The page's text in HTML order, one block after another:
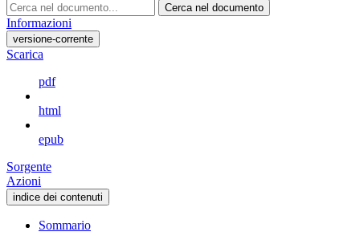
Cerca nel documento
Informazioni
versione-corrente
Scarica
pdf
html
epub
Sorgente
Azioni
indice dei contenuti
Sommario